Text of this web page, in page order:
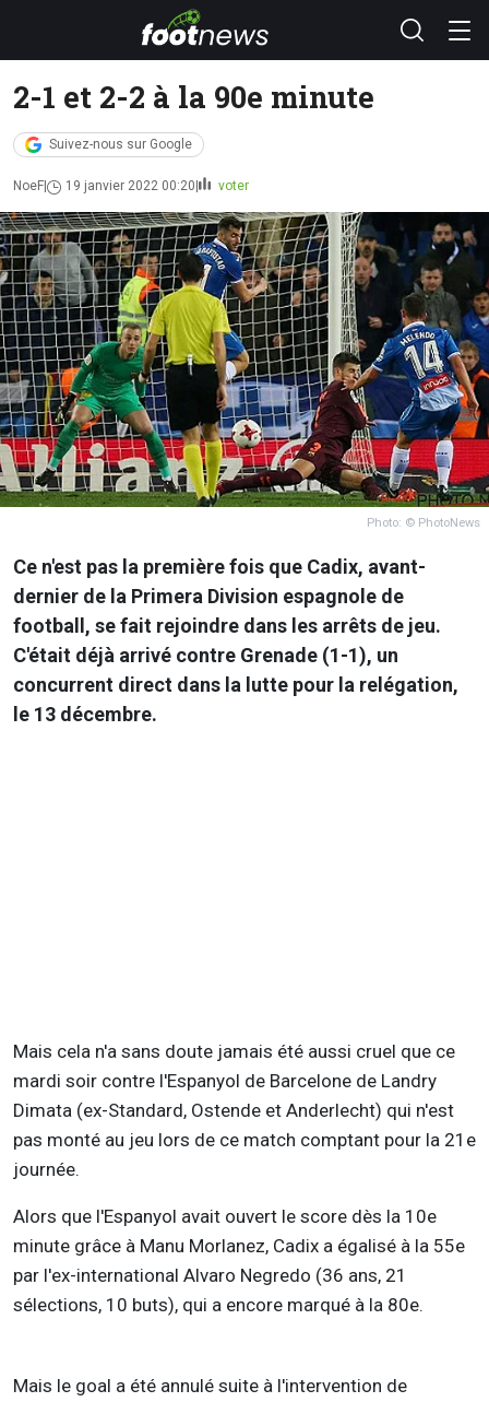
2-1 et 2-2 à la 90e minute
Suivez-nous sur Google
NoeF 19 janvier 2022 00:20 voter
Photo: © PhotoNews
Ce n'est pas la première fois que Cadix, avant-
dernier de la Primera Division espagnole de
football, se fait rejoindre dans les arrêts de jeu.
C'était déjà arrivé contre Grenade (1-1), un
concurrent direct dans la lutte pour la relégation,
le 13 décembre.
Mais cela n'a sans doute jamais été aussi cruel que ce
mardi soir contre l'Espanyol de Barcelone de Landry
Dimata (ex-Standard, Ostende et Anderlecht) qui n'est
pas monté au jeu lors de ce match comptant pour la 21e
journée.
Alors que l'Espanyol avait ouvert le score dès la 10e
minute grâce à Manu Morlanez, Cadix a égalisé à la 55e
par l'ex-international Alvaro Negredo (36 ans, 21
sélections, 10 buts), qui a encore marqué à la 80e.
Mais le goal a été annulé suite à l'intervention de